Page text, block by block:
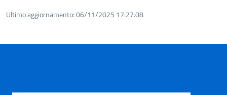
Ultimo aggiornamento:06/11/2025 17:27.08